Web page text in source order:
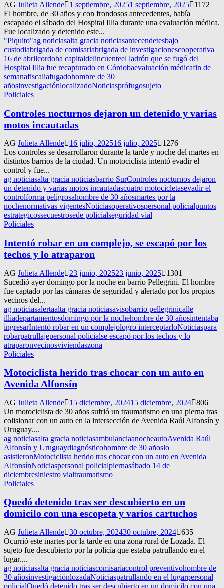
AG Julieta Allende 1 septiembre, 20251 septiembre, 2025
1172
El hombre, de 30 años y con frondosos antecedentes, había
escapado el sábado del Hospital Illia durante una evaluación médica.
Fue localizado y detenido este...
"Piquito"ag noticiasalta gracia noticiasantecendetesbajo
custodiabrigada de comisariabrigada de investigacionescooperativa
16 de abrilcordoba capitaldelincuenteel ladrón que se fugó del
Hospital Illia fue recapturado en Córdobaevaluación médicafin de
semanafiscaliafugadohombre de 30
añosinvestigaciónlocalizadoNoticiasprófugosujeto
Policiales
Controles nocturnos dejaron un detenido y varias
motos incautadas
AG Julieta Allende 16 julio, 202516 julio, 2025
1276
Los controles se desarrollaron durante la tarde y noche del martes en
distintos barrios de la ciudad. Un motociclista intentó evadir el
control y fue...
ag noticiasalta gracia noticiasbarrio SurControles nocturnos dejaron
un detenido y varias motos incautadascuatro motocicletasevadir el
controlforma peligrosahombre de 30 añosmartes por la
nochenormativas vigentesNoticiasoperativospersonal policialpuntos
estrategicossecuestrosede policialseguridad vial
Policiales
Intentó robar en un complejo, se escapó por los
techos y lo atraparon
AG Julieta Allende 23 junio, 202523 junio, 2025
1301
Sucedió ayer domingo por la noche en barrio Pellegrini. El hombre
fue captado por las cámaras de seguridad y alertado por los propios
vecinos del...
ag noticiasalertaalta gracia noticiasavisobarrio pellegrinicalle
illiadepartamentosdomingo por la nochehombre de 30 añosintentaba
ingresarIntentó robar en un complejologro interceptarloNoticiaspara
robarpatrullajepersonal policialse escapó por los techos y lo
atraparonvecinosviviendaszona
Policiales
Motociclista herido tras chocar con un auto en
Avenida Alfonsín
AG Julieta Allende 15 diciembre, 202415 diciembre, 2024 806
Un motociclista de 30 años sufrió un traumatismo en una pierna tras
colisionar con un auto en la intersección de Avenida Raúl Alfonsín y
Uruguay....
ag noticiasalta gracia noticiasambulanciaanocheautoAvenida Raúl
Alfonsín y Uruguaydiagnósticohombre de 30 añoslo
asistieronMotociclista herido tras chocar con un auto en Avenida
AlfonsínNoticiaspersonal policialpiernasábado 14 de
diciembresiniestro vialtraumatismo
Policiales
Quedó detenido tras ser descubierto en un
domicilo con una escopeta y varios cartuchos
AG Julieta Allende 30 octubre, 202430 octubre, 2024 635
Ocurrió este martes por la tarde en una zona rural de Lozada. El
sujeto fue descubierto por la policía que estaba patrullando en el
lugar....
ag noticiasalta gracia noticiascomisaríacontrol preventivohombre de
30 añosinvestigaciónlozadaNoticiaspatrullando en el lugarpersonal
policialQuedó detenido tras ser descubierto en un domicilo con una